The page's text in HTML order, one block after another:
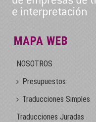
MAPA WEB
NOSOTROS
Presupuestos
Traducciones Simples
Traducciones Juradas